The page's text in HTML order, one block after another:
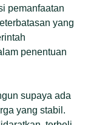
pemanfaatan
yang
penentuan
supaya ada
yang stabil.